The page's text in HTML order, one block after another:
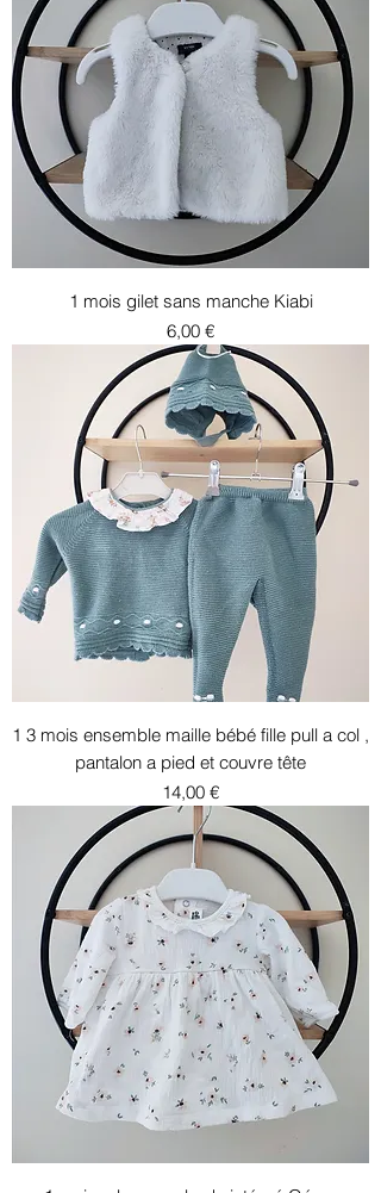
1 mois gilet sans manche Kiabi
Prix
6,00 €
1 3 mois ensemble maille bébé fille pull a col ,
pantalon a pied et couvre tête
Prix
14,00 €